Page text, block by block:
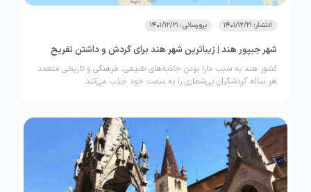
انتشار: 1401/12/21 برورسانی: 1401/12/21
شهر جیپور هند | زیباترین شهر هند برای گردش و داشتن تفریح
کشور هند به سبب دارا بودن جاذبه‌های طبیعی، فرهنگی و تاریخی متعدد
هر ساله گردشگران بی‌شماری را به سمت خود جذب می‌کند.